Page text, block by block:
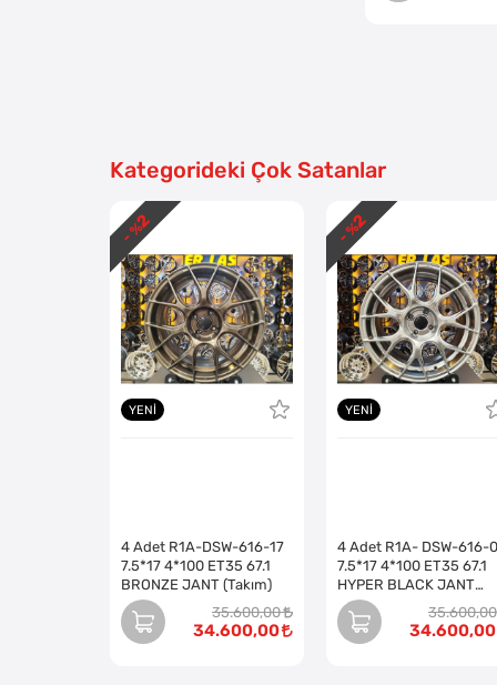
Kategorideki Çok Satanlar
YENI
4 Adet R1A-DSW-616-17
7.5*17 4*100 ET35 67.1
BRONZE JANT (Takım)
35.600,00
34.600,00
- %
2
YENI
4 Adet R1A- DSW-616-
7.5*17 4*100 ET35 67.1
HYPER BLACK JANT
(Takım)
35.600,00
34.600,00
- %
2